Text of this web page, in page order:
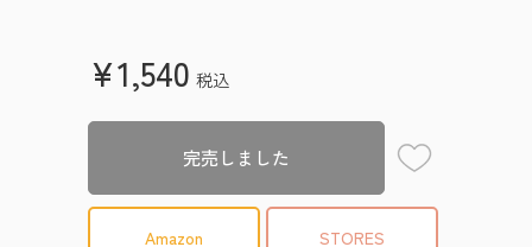
¥1,540 税込
完売しました
Amazon STORES